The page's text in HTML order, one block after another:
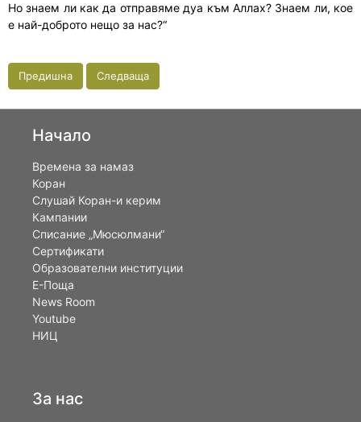
Но знаем ли как да отправяме дуа към Аллах? Знаем ли, кое
е най-доброто нещо за нас?“
Предишна Следваща
Начало
Времена за намаз
Коран
Слушай Коран-и керим
Кампании
Списание „Мюсюлмани“
Сертификати
Образователни институции
Е-Поща
News Room
Youtube
НИЦ
За нас